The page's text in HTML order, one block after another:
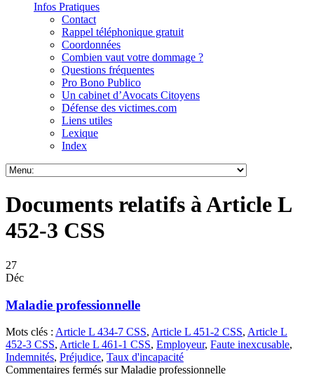
Infos Pratiques
Contact
Rappel téléphonique gratuit
Coordonnées
Combien vaut votre dommage ?
Questions fréquentes
Pro Bono Publico
Un cabinet d’Avocats Citoyens
Défense des victimes.com
Liens utiles
Lexique
Index
Documents relatifs à Article L
452-3 CSS
27
Déc
Maladie professionnelle
Mots clés : Article L 434-7 CSS, Article L 451-2 CSS, Article L
452-3 CSS, Article L 461-1 CSS, Employeur, Faute inexcusable,
Indemnités, Préjudice, Taux d'incapacité
Commentaires fermés sur Maladie professionnelle